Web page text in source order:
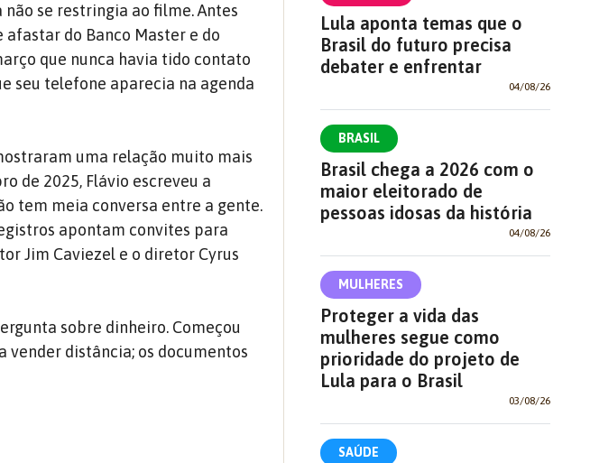
se restringia ao filme. Antes
afastar do Banco Master e do
que nunca havia tido contato
seu telefone aparecia na agenda
uma relação muito mais
de 2025, Flávio escreveu a
tem meia conversa entre a gente.
apontam convites para
Jim Caviezel e o diretor Cyrus
sobre dinheiro. Começou
vender distância; os documentos
Lula aponta temas que o
Brasil do futuro precisa
debater e enfrentar
04/08/26
BRASIL
Brasil chega a 2026 com o
maior eleitorado de
pessoas idosas da história
04/08/26
MULHERES
Proteger a vida das
mulheres segue como
prioridade do projeto de
Lula para o Brasil
03/08/26
SAÚDE